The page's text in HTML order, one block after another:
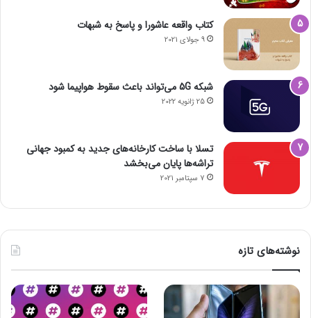
کتاب واقعه عاشورا و پاسخ به شبهات
9 جولای 2021
شبکه 5G می‌تواند باعث سقوط هواپیما شود
25 ژانویه 2022
تسلا با ساخت کارخانه‌های جدید به کمبود جهانی
تراشه‌ها پایان می‌بخشد
7 سپتامبر 2021
نوشته‌های تازه